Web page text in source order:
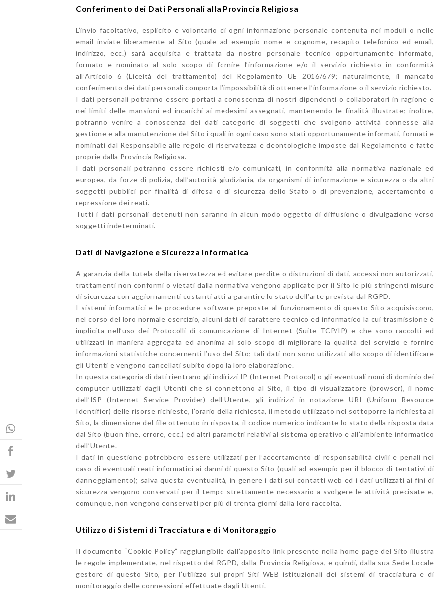
Conferimento dei Dati Personali alla Provincia Religiosa
L’invio facoltativo, esplicito e volontario di ogni informazione personale contenuta nei moduli o nelle
email inviate liberamente al Sito (quale ad esempio nome e cognome, recapito telefonico ed email,
indirizzo, ecc.) sarà acquisita e trattata da nostro personale tecnico opportunamente informato,
formato e nominato al solo scopo di fornire l’informazione e/o il servizio richiesto in conformità
all’Articolo 6 (Liceità del trattamento) del Regolamento UE 2016/679; naturalmente, il mancato
conferimento dei dati personali comporta l’impossibilità di ottenere l’informazione o il servizio richiesto.
I dati personali potranno essere portati a conoscenza di nostri dipendenti o collaboratori in ragione e
nei limiti delle mansioni ed incarichi ai medesimi assegnati, mantenendo le finalità illustrate; inoltre,
potranno venire a conoscenza dei dati categorie di soggetti che svolgono attività connesse alla
gestione e alla manutenzione del Sito i quali in ogni caso sono stati opportunamente informati, formati e
nominati dal Responsabile alle regole di riservatezza e deontologiche imposte dal Regolamento e fatte
proprie dalla Provincia Religiosa.
I dati personali potranno essere richiesti e/o comunicati, in conformità alla normativa nazionale ed
europea, da forze di polizia, dall’autorità giudiziaria, da organismi di informazione e sicurezza o da altri
soggetti pubblici per finalità di difesa o di sicurezza dello Stato o di prevenzione, accertamento o
repressione dei reati.
Tutti i dati personali detenuti non saranno in alcun modo oggetto di diffusione o divulgazione verso
soggetti indeterminati.
Dati di Navigazione e Sicurezza Informatica
A garanzia della tutela della riservatezza ed evitare perdite o distruzioni di dati, accessi non autorizzati,
trattamenti non conformi o vietati dalla normativa vengono applicate per il Sito le più stringenti misure
di sicurezza con aggiornamenti costanti atti a garantire lo stato dell’arte prevista dal RGPD.
I sistemi informatici e le procedure software preposte al funzionamento di questo Sito acquisiscono,
nel corso del loro normale esercizio, alcuni dati di carattere tecnico ed informatico la cui trasmissione è
implicita nell’uso dei Protocolli di comunicazione di Internet (Suite TCP/IP) e che sono raccolti ed
utilizzati in maniera aggregata ed anonima al solo scopo di migliorare la qualità del servizio e fornire
informazioni statistiche concernenti l’uso del Sito; tali dati non sono utilizzati allo scopo di identificare
gli Utenti e vengono cancellati subito dopo la loro elaborazione.
In questa categoria di dati rientrano gli indirizzi IP (Internet Protocol) o gli eventuali nomi di dominio dei
computer utilizzati dagli Utenti che si connettono al Sito, il tipo di visualizzatore (browser), il nome
dell’ISP (Internet Service Provider) dell’Utente, gli indirizzi in notazione URI (Uniform Resource
Identifier) delle risorse richieste, l’orario della richiesta, il metodo utilizzato nel sottoporre la richiesta al
Sito, la dimensione del file ottenuto in risposta, il codice numerico indicante lo stato della risposta data
dal Sito (buon fine, errore, ecc.) ed altri parametri relativi al sistema operativo e all’ambiente informatico
dell’Utente.
I dati in questione potrebbero essere utilizzati per l’accertamento di responsabilità civili e penali nel
caso di eventuali reati informatici ai danni di questo Sito (quali ad esempio per il blocco di tentativi di
danneggiamento); salva questa eventualità, in genere i dati sui contatti web ed i dati utilizzati ai fini di
sicurezza vengono conservati per il tempo strettamente necessario a svolgere le attività precisate e,
comunque, non vengono conservati per più di trenta giorni dalla loro raccolta.
Utilizzo di Sistemi di Tracciatura e di Monitoraggio
Il documento “Cookie Policy” raggiungibile dall’apposito link presente nella home page del Sito illustra
le regole implementate, nel rispetto del RGPD, dalla Provincia Religiosa, e quindi, dalla sua Sede Locale
gestore di questo Sito, per l’utilizzo sui propri Siti WEB istituzionali dei sistemi di tracciatura e di
monitoraggio delle connessioni effettuate dagli Utenti.